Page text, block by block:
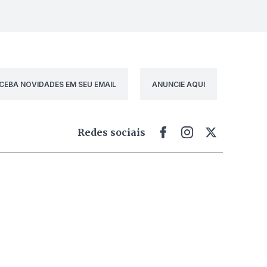
NOVIDADES EM SEU EMAIL ANUNCIE AQUI
Redes sociais